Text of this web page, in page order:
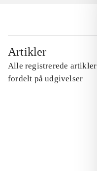
Artikler
Alle registrerede artikler
fordelt på udgivelser